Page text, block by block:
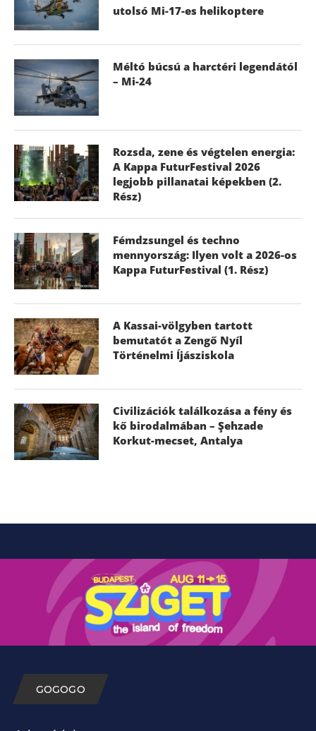
utolsó Mi-17-es helikoptere
Méltó búcsú a harctéri legendától
– Mi-24
Rozsda, zene és végtelen energia:
A Kappa FuturFestival 2026
legjobb pillanatai képekben (2.
Rész)
Fémdzsungel és techno
mennyország: Ilyen volt a 2026-os
Kappa FuturFestival (1. Rész)
A Kassai-völgyben tartott
bemutatót a Zengő Nyíl
Történelmi Íjásziskola
Civilizációk találkozása a fény és
kő birodalmában – Şehzade
Korkut-mecset, Antalya
GOGOGO